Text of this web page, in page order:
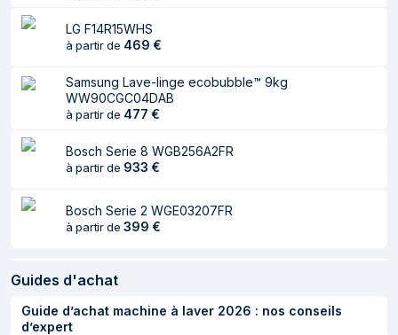
Largeur 595 mm
Hauteur 815 mm
66,5 kg
Ergonomie
Sécurité enfant
Indication du temps
Oui
Système de
automatique
LG F14R15WHS
à partir de 469 €
Samsung Lave-linge ecobubble™ 9kg
WW90CGC04DAB
à partir de 477 €
Bosch Serie 8 WGB256A2FR
à partir de 933 €
Bosch Serie 2 WGE03207FR
à partir de 399 €
Guides d'achat
Guide d’achat machine à laver 2026 : nos conseils
d’expert